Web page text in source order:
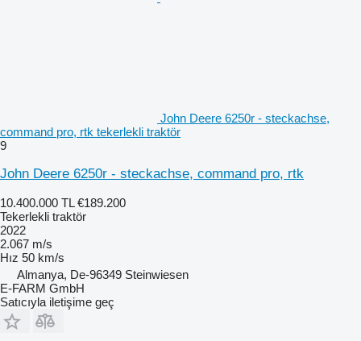
John Deere 6250r - steckachse,
command pro, rtk tekerlekli traktör
9
John Deere 6250r - steckachse, command pro, rtk
10.400.000 TL €189.200
Tekerlekli traktör
2022
2.067 m/s
Hız 50 km/s
Almanya, De-96349 Steinwiesen
E-FARM GmbH
Satıcıyla iletişime geç